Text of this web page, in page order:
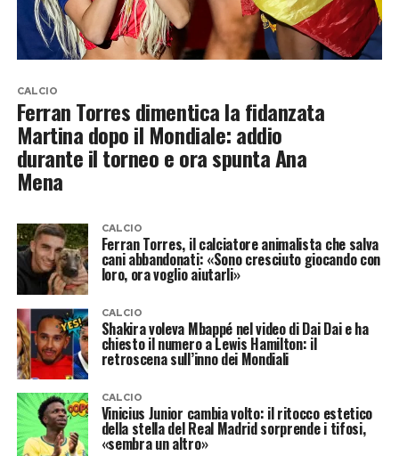
CALCIO
Ferran Torres dimentica la fidanzata
Martina dopo il Mondiale: addio
durante il torneo e ora spunta Ana
Mena
CALCIO
Ferran Torres, il calciatore animalista che salva
cani abbandonati: «Sono cresciuto giocando con
loro, ora voglio aiutarli»
CALCIO
Shakira voleva Mbappé nel video di Dai Dai e ha
chiesto il numero a Lewis Hamilton: il
retroscena sull’inno dei Mondiali
CALCIO
Vinicius Junior cambia volto: il ritocco estetico
della stella del Real Madrid sorprende i tifosi,
«sembra un altro»